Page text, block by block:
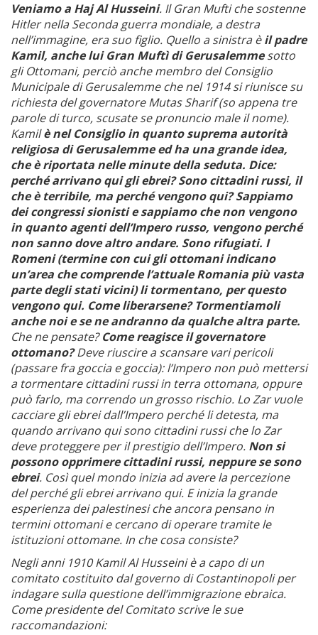
Veniamo a Haj Al Husseini. Il Gran Mufti che sostenne
Hitler nella Seconda guerra mondiale, a destra
nell’immagine, era suo figlio. Quello a sinistra èil padre
Kamil, anche lui Gran Muftì di Gerusalemmesotto
gli Ottomani, perciò anche membro del Consiglio
Municipale di Gerusalemme che nel 1914 si riunisce su
richiesta del governatore Mutas Sharif (so appena tre
parole di turco, scusate se pronuncio male il nome).
Kamilè nel Consiglio in quanto suprema autorità
religiosa di Gerusalemme ed ha una grande idea,
che è riportata nelle minute della seduta. Dice:
perché arrivano qui gli ebrei? Sono cittadini russi, il
che è terribile, ma perché vengono qui? Sappiamo
dei congressi sionisti e sappiamo che non vengono
in quanto agenti dell’Impero russo, vengono perché
non sanno dove altro andare. Sono rifugiati. I
Romeni (termine con cui gli ottomani indicano
un’area che comprende l’attuale Romania più vasta
parte degli stati vicini) li tormentano, per questo
vengono qui. Come liberarsene? Tormentiamoli
anche noi e se ne andranno da qualche altra parte.
Che ne pensate?Come reagisce il governatore
ottomano?Deve riuscire a scansare vari pericoli
(passare fra goccia e goccia): l’Impero non può mettersi
a tormentare cittadini russi in terra ottomana, oppure
può farlo, ma correndo un grosso rischio. Lo Zar vuole
cacciare gli ebrei dall’Impero perché li detesta, ma
quando arrivano qui sono cittadini russi che lo Zar
deve proteggere per il prestigio dell’Impero. Non si
possono opprimere cittadini russi, neppure se sono
ebrei. Così quel mondo inizia ad avere la percezione
del perché gli ebrei arrivano qui. E inizia la grande
esperienza dei palestinesi che ancora pensano in
termini ottomani e cercano di operare tramite le
istituzioni ottomane. In che cosa consiste?
Negli anni 1910 Kamil Al Husseini è a capo di un
comitato costituito dal governo di Costantinopoli per
indagare sulla questione dell’immigrazione ebraica.
Come presidente del Comitato scrive le sue
raccomandazioni: